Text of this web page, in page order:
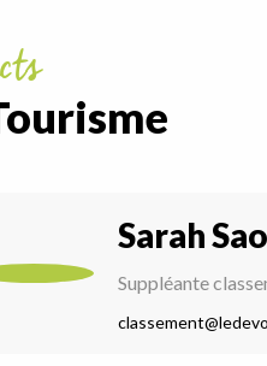
Sarah
Suppléante